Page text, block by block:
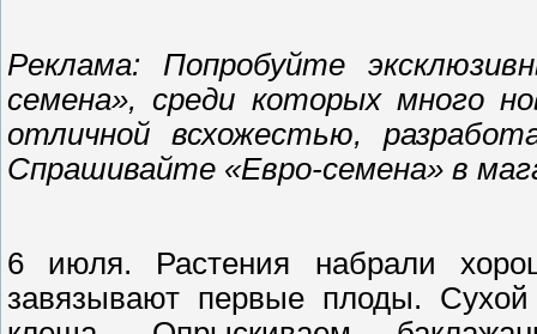
Реклама: Попробуйте
семена», среди которых много
отличной всхожестью,
Спрашивайте «Евро-семена» в
6 июля. Растения набрали
завязывают первые плоды. Сухой